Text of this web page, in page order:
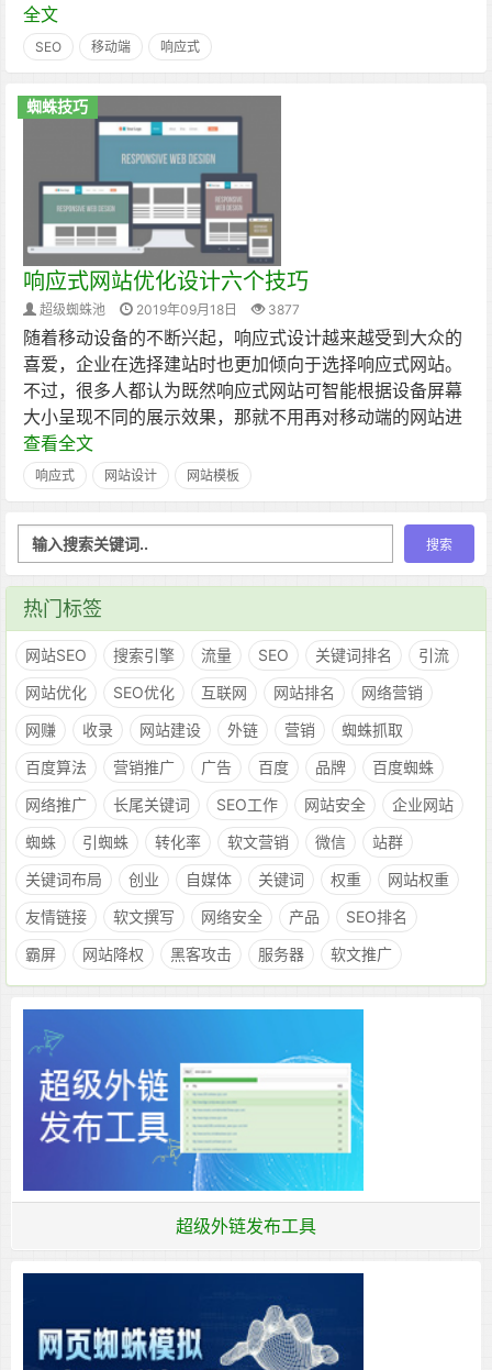
全文
SEO 移动端 响应式
蜘蛛技巧
响应式网站优化设计六个技巧
超级蜘蛛池 2019年09月18日 3877
随着移动设备的不断兴起，响应式设计越来越受到大众的
喜爱，企业在选择建站时也更加倾向于选择响应式网站。
不过，很多人都认为既然响应式网站可智能根据设备屏幕
大小呈现不同的展示效果，那就不用再对移动端的网站进
查看全文
响应式 网站设计 网站模板
热门标签
网站SEO 搜索引擎 流量 SEO 关键词排名
引流
网站优化
SEO优化 互联网 网站排名
网络营销
网赚
收录 网站建设 外链 营销
蜘蛛抓取
百度算法
营销推广 广告 百度 品牌
百度蜘蛛
网络推广
长尾关键词 SEO工作 网站安全
企业网站
蜘蛛
引蜘蛛 转化率 软文营销 微信
站群
关键词布局
创业 自媒体 关键词 权重
网站权重
友情链接
软文撰写 网络安全 产品
SEO排名
霸屏
网站降权 黑客攻击 服务器 软文推广
超级外链发布工具